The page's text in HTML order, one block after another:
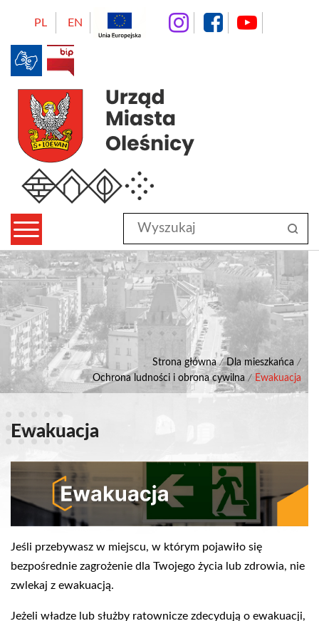
PL EN instagram
Wyszukaj
w
serwisie
Strona główna / Dla mieszkańca /
Ochrona ludności i obrona cywilna / Ewakuacja
Ewakuacja
Jeśli przebywasz w miejscu, w którym pojawiło się
bezpośrednie zagrożenie dla Twojego życia lub zdrowia, nie
zwlekaj z ewakuacją.
Jeżeli władze lub służby ratownicze zdecydują o ewakuacji,